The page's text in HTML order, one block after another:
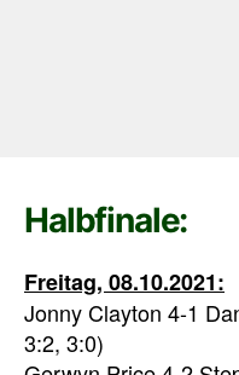
Halbfinale:
Freitag, 08.10.2021:
Jonny Clayton 4-1
3:2, 3:0)